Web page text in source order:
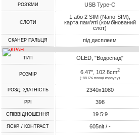
РОЗ'ЄМИ USB Type-C
СЛОТИ
1 або 2 SIM (Nano-SIM),
карта пам'яті (комбінований
слот)
СКАНЕР ПАЛЬЦЯ під дисплеєм
ЕКРАН
ТИП OLED, "Водоспад"
РОЗМІР 6.47", 102.8cm2
(~88.6% площі корпусу)
РОЗД. ЗДАТНІСТЬ 2340x1080
PPI 398
СПІВВІДНОШЕННЯ 19.5:9
ЯСКР. / КОНТРАСТ 605nit / -